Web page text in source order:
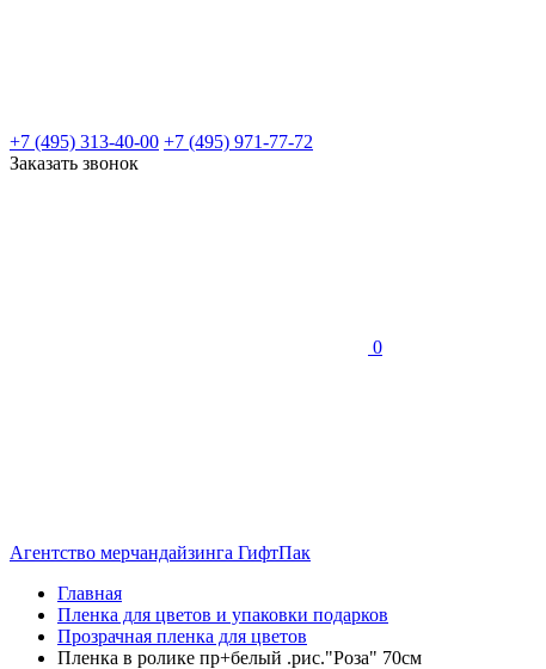
+7 (495) 313-40-00 +7 (495) 971-77-72
Заказать звонок
0
Агентство мерчандайзинга ГифтПак
Главная
Пленка для цветов и упаковки подарков
Прозрачная пленка для цветов
Пленка в ролике пр+белый .рис."Роза" 70см